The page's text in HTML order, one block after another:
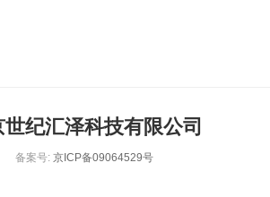
世纪汇泽科技有限公司
备案号: 京ICP备09064529号